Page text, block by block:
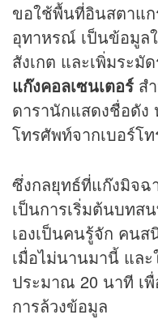
ขอใช้พื้นที่อินสตาแ
อุทาหรณ์ เป็นข้อมูล
สังเกต และเพิ่มระมั
แก๊งคอลเซนเตอร์ ส
ดารานักแสดงชื่อดัง
โทรศัพท์จากเบอร์โ
ซึ่งกลยุทธ์ที่แก๊งมิจฉ
เป็นการเริ่มต้นบทส
เองเป็นคนรู้จัก คน
เมื่อไม่นานมานี้ และ
ประมาณ 20 นาที เ
การล้วงข้อมูล